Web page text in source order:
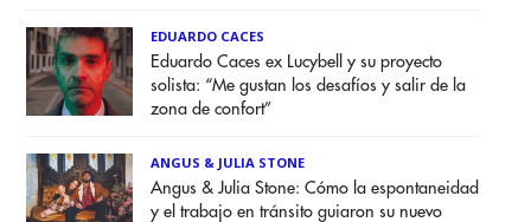
EDUARDO CACES
Eduardo Caces ex Lucybell y su proyecto
solista: “Me gustan los desafíos y salir de la
zona de confort”
ANGUS & JULIA STONE
Angus & Julia Stone: Cómo la espontaneidad
y el trabajo en tránsito guiaron su nuevo